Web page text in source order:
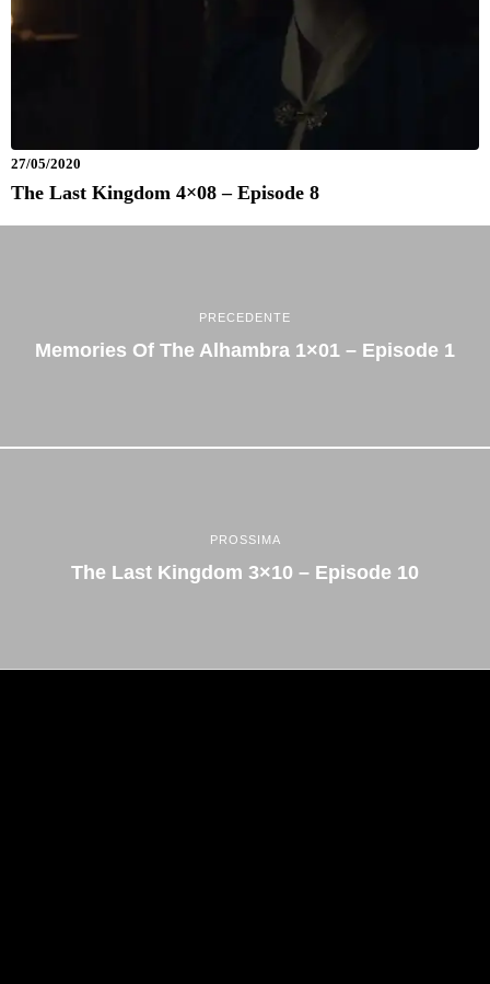
27/05/2020
The Last Kingdom 4×08 – Episode 8
PRECEDENTE
Memories Of The Alhambra 1×01 – Episode 1
PROSSIMA
The Last Kingdom 3×10 – Episode 10